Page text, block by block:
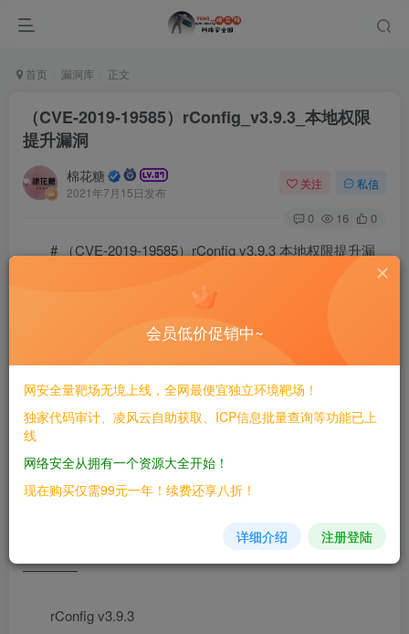
首页 漏洞库 正文
（CVE-2019-19585）rConfig_v3.9.3_本地权限
提升漏洞
棉花糖
2021年7月15日发布
关注 私信
0 16 0
# （CVE-2019-19585）rConfig v3.9.3 本地权限提升漏
一、漏洞简介
————
3.9.3版本中存在安全漏洞。攻击者可利用该漏洞绕过本地安
全限制。
————
rConfig v3.9.3
会员低价促销中~
网安全量靶场无境上线，全网最便宜独立环境靶场！
独家代码审计、凌风云自助获取、ICP信息批量查询等功能已上
线
网络安全从拥有一个资源大全开始！
现在购买仅需99元一年！续费还享八折！
详细介绍 注册登陆